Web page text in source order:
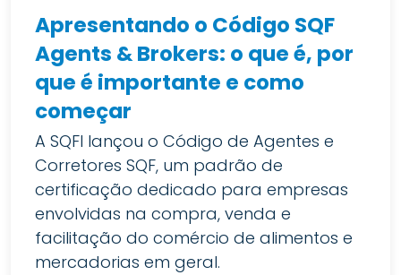
Apresentando o Código SQF
Agents & Brokers: o que é, por
que é importante e como
começar
A SQFI lançou o Código de Agentes e
Corretores SQF, um padrão de
certificação dedicado para empresas
envolvidas na compra, venda e
facilitação do comércio de alimentos e
mercadorias em geral.